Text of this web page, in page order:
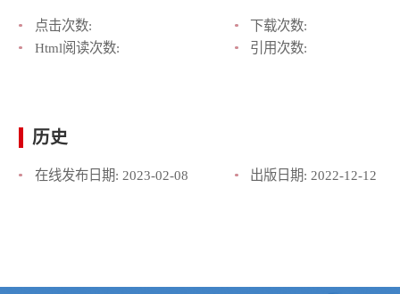
点击次数:
下载次数:
Html阅读次数:
引用次数:
历史
在线发布日期: 2023-02-08 出版日期: 2022-12-12